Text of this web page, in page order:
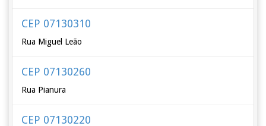
CEP 07130310
Rua Miguel Leão
CEP 07130260
Rua Pianura
CEP 07130220